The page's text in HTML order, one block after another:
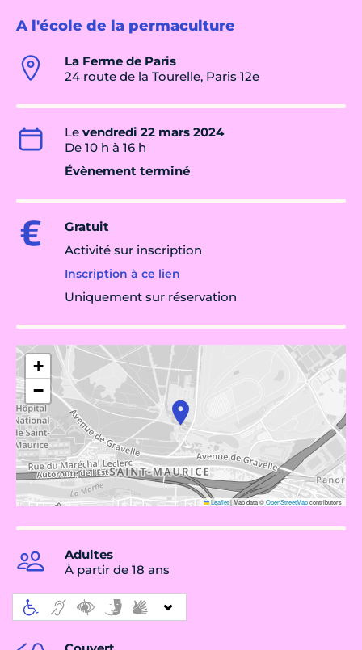
A l'école de la permaculture
La Ferme de Paris
24 route de la Tourelle, Paris 12e
Le vendredi 22 mars 2024
De 10 h à 16 h
Évènement terminé
Gratuit
Activité sur inscription
Inscription à ce lien
Uniquement sur réservation
+
−
Leaflet|Map data ©OpenStreetMapcontributors
Adultes
À partir de 18 ans